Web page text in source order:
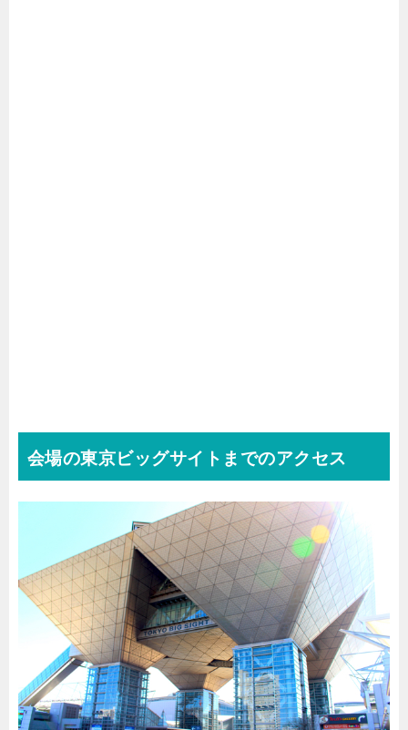
会場の東京ビッグサイトまでのアクセス